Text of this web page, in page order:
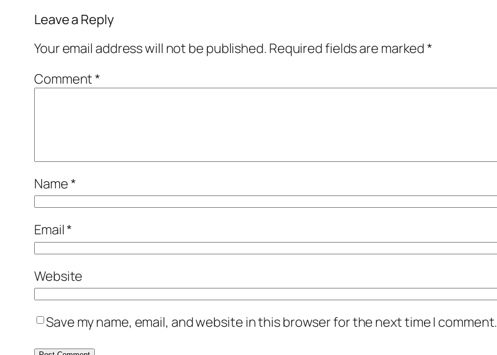
Leave a Reply
Your email address will not be published. Required fields are marked*
Comment*
Name*
Email*
Website
Save my name, email, and website in this browser for the next time I comment.